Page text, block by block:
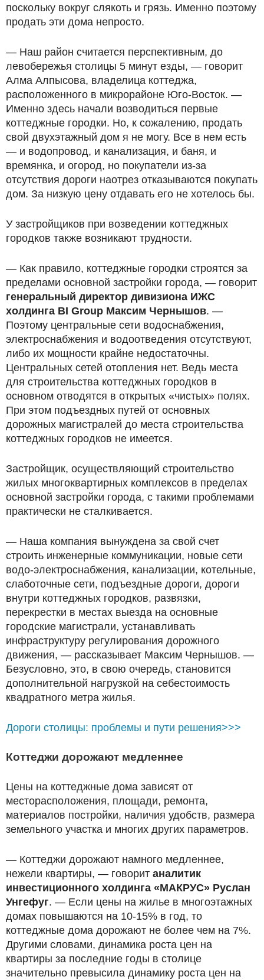
поскольку вокруг слякоть и грязь. Именно поэтому
продать эти дома непросто.
— Наш район считается перспективным, до
левобережья столицы 5 минут езды, — говорит
Алма Алпысова, владелица коттеджа,
расположенного в микрорайоне Юго-Восток. —
Именно здесь начали возводиться первые
коттеджные городки. Но, к сожалению, продать
свой двухэтажный дом я не могу. Все в нем есть
— и водопровод, и канализация, и баня, и
времянка, и огород, но покупатели из-за
отсутствия дороги наотрез отказываются покупать
дом. За низкую цену отдавать его не хотелось бы.
У застройщиков при возведении коттеджных
городков также возникают трудности.
— Как правило, коттеджные городки строятся за
пределами основной застройки города, — говорит
генеральный директор дивизиона ИЖС
холдинга BI Group Максим Чернышов. —
Поэтому центральные сети водоснабжения,
электроснабжения и водоотведения отсутствуют,
либо их мощности крайне недостаточны.
Центральных сетей отопления нет. Ведь места
для строительства коттеджных городков в
основном отводятся в открытых «чистых» полях.
При этом подъездных путей от основных
дорожных магистралей до места строительства
коттеджных городков не имеется.
Застройщик, осуществляющий строительство
жилых многоквартирных комплексов в пределах
основной застройки города, с такими проблемами
практически не сталкивается.
— Наша компания вынуждена за свой счет
строить инженерные коммуникации, новые сети
водо-электроснабжения, канализации, котельные,
слаботочные сети, подъездные дороги, дороги
внутри коттеджных городков, развязки,
перекрестки в местах выезда на основные
городские магистрали, устанавливать
инфраструктуру регулирования дорожного
движения, — рассказывает Максим Чернышов. —
Безусловно, это, в свою очередь, становится
дополнительной нагрузкой на себестоимость
квадратного метра жилья.
Дороги столицы: проблемы и пути решения>>>
Коттеджи дорожают медленнее
Цены на коттеджные дома зависят от
месторасположения, площади, ремонта,
материалов постройки, наличия удобств, размера
земельного участка и многих других параметров.
— Коттеджи дорожают намного медленнее,
нежели квартиры, — говорит аналитик
инвестиционного холдинга «МАКРУС» Руслан
Унгефуг. — Если цены на жилье в многоэтажных
домах повышаются на 10-15% в год, то
коттеджные дома дорожают не более чем на 7%.
Другими словами, динамика роста цен на
квартиры за последние годы в столице
значительно превысила динамику роста цен на